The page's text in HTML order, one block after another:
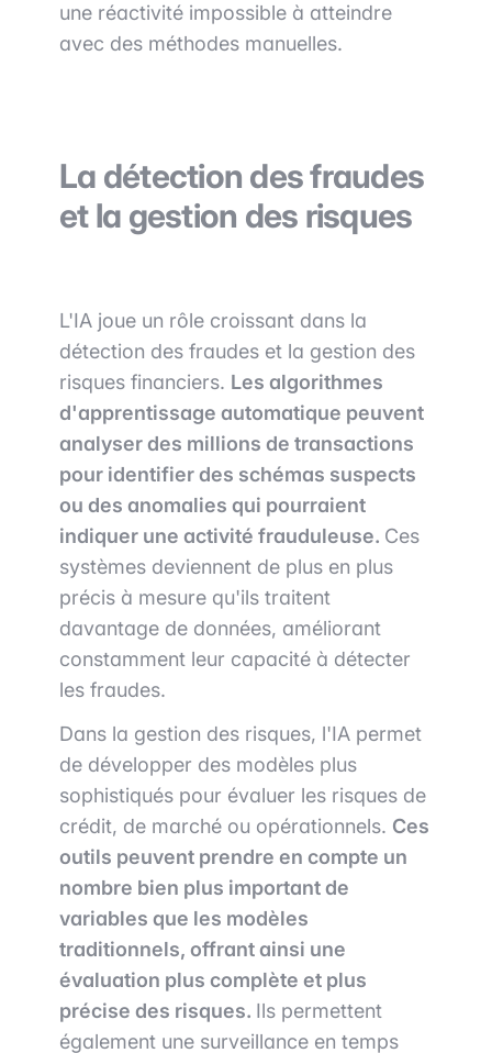
une réactivité impossible à atteindre
avec des méthodes manuelles.
La détection des fraudes
et la gestion des risques
L'IA joue un rôle croissant dans la
détection des fraudes et la gestion des
risques financiers. Les algorithmes
d'apprentissage automatique peuvent
analyser des millions de transactions
pour identifier des schémas suspects
ou des anomalies qui pourraient
indiquer une activité frauduleuse. Ces
systèmes deviennent de plus en plus
précis à mesure qu'ils traitent
davantage de données, améliorant
constamment leur capacité à détecter
les fraudes.
Dans la gestion des risques, l'IA permet
de développer des modèles plus
sophistiqués pour évaluer les risques de
crédit, de marché ou opérationnels. Ces
outils peuvent prendre en compte un
nombre bien plus important de
variables que les modèles
traditionnels, offrant ainsi une
évaluation plus complète et plus
précise des risques. Ils permettent
également une surveillance en temps